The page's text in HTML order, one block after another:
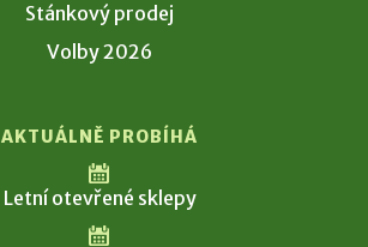
Stánkový prodej
Volby 2026
AKTUÁLNĚ PROBÍHÁ
Letní otevřené sklepy